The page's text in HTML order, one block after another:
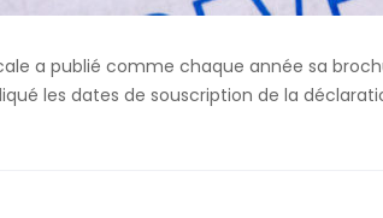
a publié comme chaque année sa
les dates de souscription de la